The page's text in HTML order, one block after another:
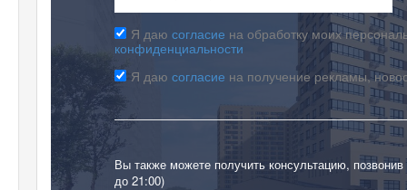
Я даю согласие на обработку моих
конфиденциальности
Я даю согласие на получение рекламы,
Вы также можете получить консультацию,
до 21:00)